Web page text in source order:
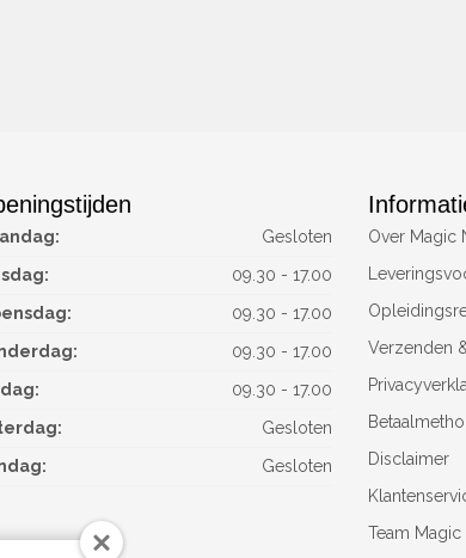
Gesloten
09.30 - 17.00
09.30 - 17.00
09.30 - 17.00
09.30 - 17.00
Gesloten
Gesloten
Over Magic
Verzenden
Disclaimer
Team Magic